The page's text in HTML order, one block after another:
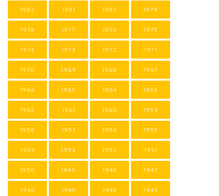
1982 1981 1980 1979
1978 1977 1976 1975
1974 1973 1972 1971
1970 1969 1968 1967
1966 1965 1964 1963
1962 1961 1960 1959
1958 1957 1956 1955
1954 1953 1952 1951
1950 1949 1948 1947
1946 1945 1944 1943